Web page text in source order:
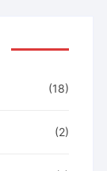
(18)
(2)